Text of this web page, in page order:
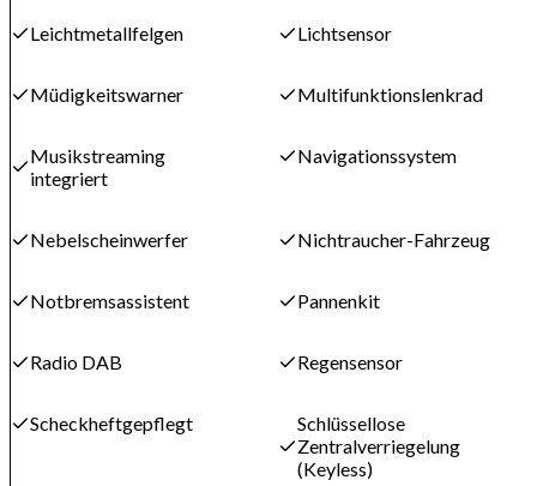
Leichtmetallfelgen Lichtsensor
Müdigkeitswarner Multifunktionslenkrad
Musikstreaming
integriert
Navigationssystem
Nebelscheinwerfer Nichtraucher-Fahrzeug
Notbremsassistent Pannenkit
Radio DAB Regensensor
Scheckheftgepflegt
Schlüssellose
Zentralverriegelung
(Keyless)